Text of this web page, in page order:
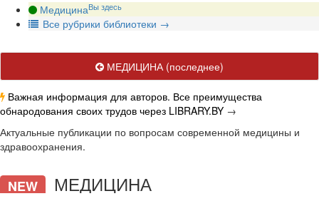
МедицинаВы здесь
Все рубрики библиотеки →
МЕДИЦИНА(последнее)
Важная информация для авторов. Все преимущества
обнародования своих трудов через LIBRARY.BY →
Актуальные публикации по вопросам современной медицины и
здравоохранения.
NEW МЕДИЦИНА